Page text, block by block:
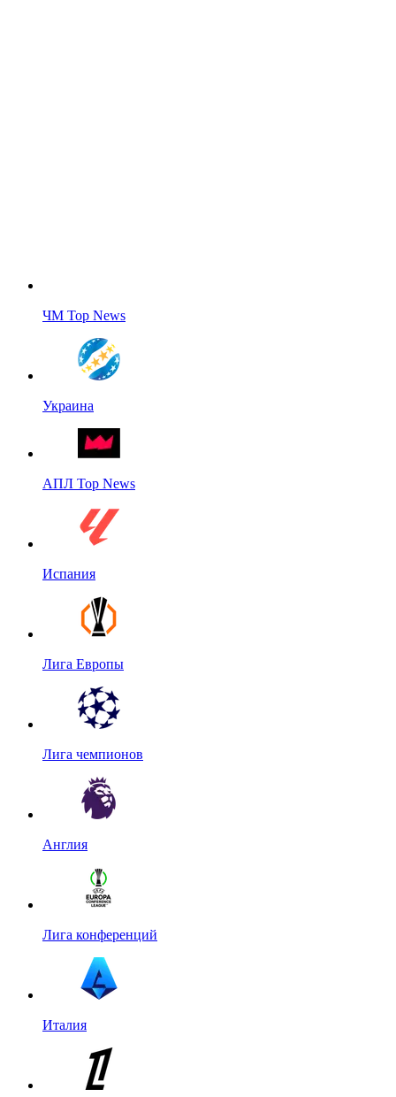
ЧМ Top News
Украина
АПЛ Top News
Испания
Лига Европы
Лига чемпионов
Англия
Лига конференций
Италия